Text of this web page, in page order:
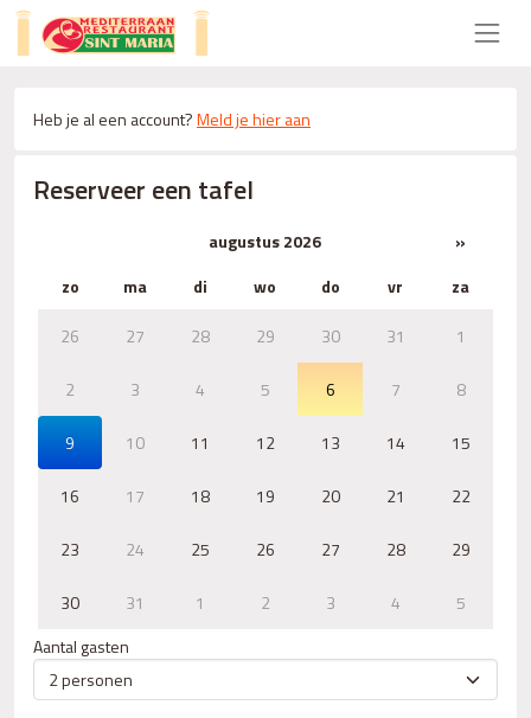
Heb je al een account?Meld je hier aan
Reserveer een tafel
augustus 2026
»
zo
ma di wo do vr
za
26
27 28 29 30 31 1
2 3 4 5 6 7 8
9 10 11 12 13 14 15
16 17 18 19 20 21 22
23 24 25 26 27 28 29
30 31 1 2 3 4
5
Aantal gasten